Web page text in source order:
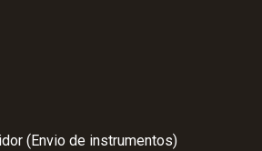
(Envio de instrumentos)